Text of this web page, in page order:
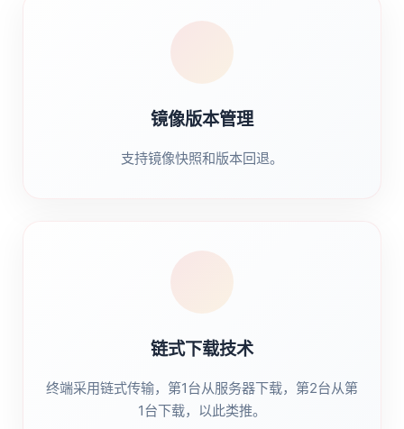
镜像版本管理
支持镜像快照和版本回退。
链式下载技术
终端采用链式传输，第1台从服务器下载，第2台从第
1台下载，以此类推。